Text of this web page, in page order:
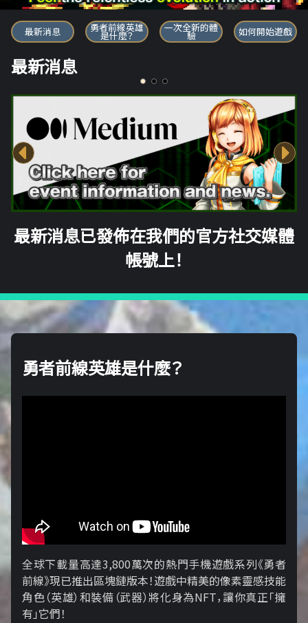
勇者前線英雄
最新消息 勇者前線英雄
是什麼？
一次全新的體
驗 如何開始遊戲
最新消息
最新消息已發佈在我們的官方社交媒體
帳號上！
勇者前線英雄是什麼？
全球下載量高達3,800萬次的熱門手機遊戲系列《勇者
前線》現已推出區塊鏈版本！遊戲中精美的像素靈感技能
角色（英雄）和裝備（武器）將化身為NFT，讓你真正「擁​​
有」它們！